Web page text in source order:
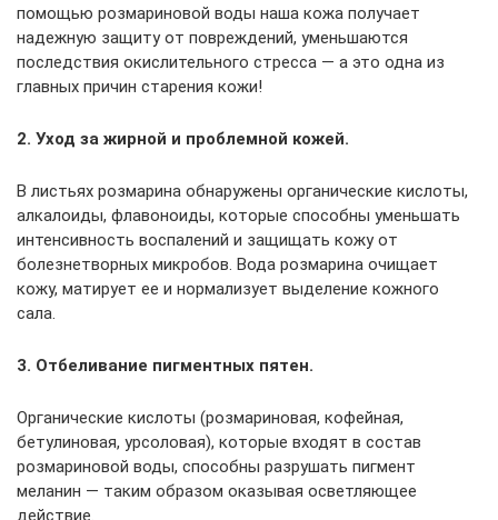
помощью розмариновой воды наша кожа получает
надежную защиту от повреждений, уменьшаются
последствия окислительного стресса — а это одна из
главных причин старения кожи!
2. Уход за жирной и проблемной кожей.
В листьях розмарина обнаружены органические кислоты,
алкалоиды, флавоноиды, которые способны уменьшать
интенсивность воспалений и защищать кожу от
болезнетворных микробов. Вода розмарина очищает
кожу, матирует ее и нормализует выделение кожного
сала.
3. Отбеливание пигментных пятен.
Органические кислоты (розмариновая, кофейная,
бетулиновая, урсоловая), которые входят в состав
розмариновой воды, способны разрушать пигмент
меланин — таким образом оказывая осветляющее
действие.